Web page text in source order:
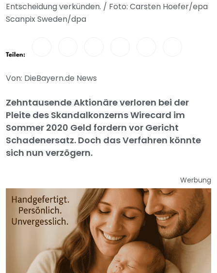
Entscheidung verkünden. / Foto: Carsten Hoefer/epa
Scanpix Sweden/dpa
Teilen:
Von: DieBayern.de News
Zehntausende Aktionäre verloren bei der
Pleite des Skandalkonzerns Wirecard im
Sommer 2020 Geld fordern vor Gericht
Schadenersatz. Doch das Verfahren könnte
sich nun verzögern.
Werbung